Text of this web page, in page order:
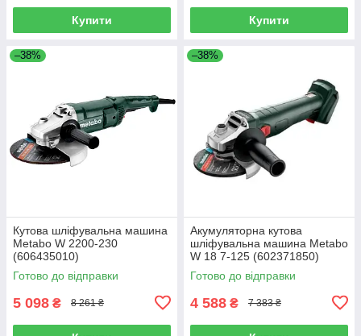
Купити Купити
–38%
Кутова шліфувальна машина
Metabo W 2200-230
(606435010)
Готово до відправки
5 098 ₴ 8 261 ₴
–38%
Акумуляторна кутова
шліфувальна машина Metabo
W 18 7-125 (602371850)
Готово до відправки
4 588 ₴ 7 383 ₴